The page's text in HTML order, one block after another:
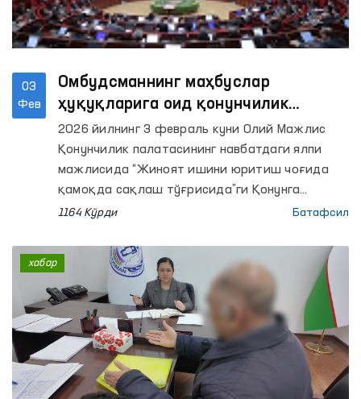
03
Фев
Омбудсманнинг маҳбуслар
ҳуқуқларига оид қонунчилик
таклифи қабул қилинди
2026 йилнинг 3 февраль куни Олий Мажлис
Қонунчилик палатасининг навбатдаги ялпи
мажлисида “Жиноят ишини юритиш чоғида
қамоқда сақлаш тўғрисида”ги Қонунга
ўзгартиришлар киритиш ҳақида”ги
учинчи ўқишда муҳокама қилинди.
1164 Кўрди Батафсил
хабар